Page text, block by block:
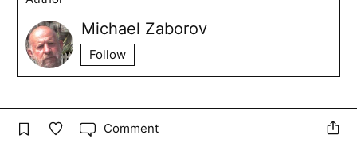
Michael Zaborov
Follow
Comment